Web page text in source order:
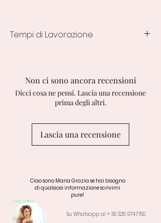
Tempi di Lavorazione
Non ci sono ancora recensioni
Dicci cosa ne pensi. Lascia una recensione
prima degli altri.
Lascia una recensione
Ciao sono Maria Grazia se hai bisogno
di qualsiasi informazione scrivimi
pure!
Sono Online!
Su Whatsapp al + 39 328 9747760